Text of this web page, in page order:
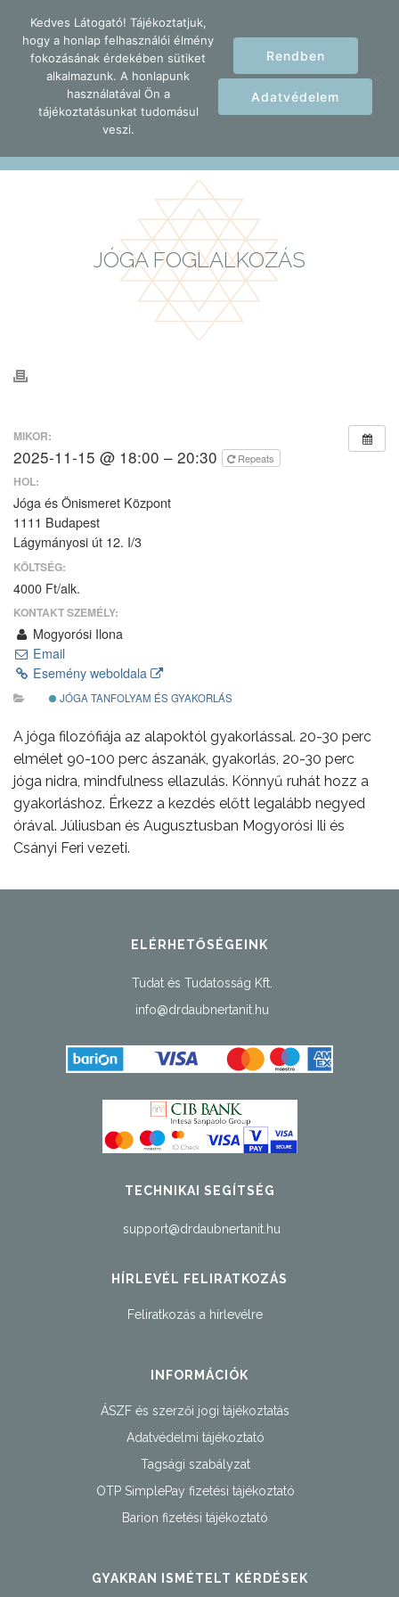
Esemény
JÓGA FOGLALKOZÁS
MIKOR:
2025-11-15 @ 18:00 – 20:30 Repeats
HOL:
Jóga és Önismeret Központ
1111 Budapest
Lágymányosi út 12. I/3
KÖLTSÉG:
4000 Ft/alk.
KONTAKT SZEMÉLY:
Mogyorósi Ilona
Email
Esemény weboldala
JÓGA TANFOLYAM ÉS GYAKORLÁS
A jóga filozófiája az alapoktól gyakorlással. 20-30 perc
elmélet 90-100 perc ászanák, gyakorlás, 20-30 perc
jóga nidra, mindfulness ellazulás. Könnyű ruhát hozz a
gyakorláshoz. Érkezz a kezdés előtt legalább negyed
órával. Júliusban és Augusztusban Mogyorósi Ili és
Csányi Feri vezeti.
ELÉRHETŐSÉGEINK
Tudat és Tudatosság Kft.
info@drdaubnertanit.hu
TECHNIKAI SEGÍTSÉG
support@drdaubnertanit.hu
HÍRLEVÉL FELIRATKOZÁS
Feliratkozás a hírlevélre
INFORMÁCIÓK
ÁSZF és szerzői jogi tájékoztatás
Adatvédelmi tájékoztató
Tagsági szabályzat
OTP SimplePay fizetési tájékoztató
Barion fizetési tájékoztató
GYAKRAN ISMÉTELT KÉRDÉSEK
Kedves Látogató! Tájékoztatjuk,
hogy a honlap felhasználói élmény
fokozásának érdekében sütiket
alkalmazunk. A honlapunk
használatával Ön a
tájékoztatásunkat tudomásul
veszi.
Rendben
Adatvédelem